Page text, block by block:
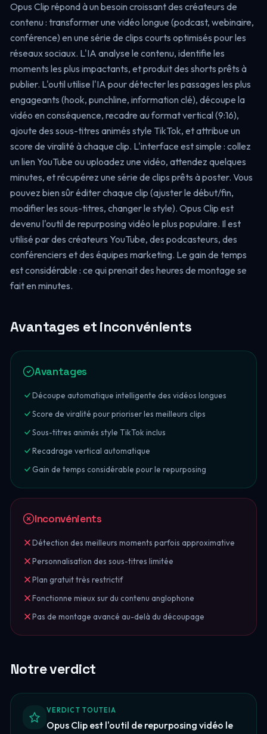
Opus Clip répond à un besoin croissant des créateurs de
contenu : transformer une vidéo longue (podcast, webinaire,
conférence) en une série de clips courts optimisés pour les
réseaux sociaux. L'IA analyse le contenu, identifie les
moments les plus impactants, et produit des shorts prêts à
publier. L'outil utilise l'IA pour détecter les passages les plus
engageants (hook, punchline, information clé), découpe la
vidéo en conséquence, recadre au format vertical (9:16),
ajoute des sous-titres animés style TikTok, et attribue un
score de viralité à chaque clip. L'interface est simple : collez
un lien YouTube ou uploadez une vidéo, attendez quelques
minutes, et récupérez une série de clips prêts à poster. Vous
pouvez bien sûr éditer chaque clip (ajuster le début/fin,
modifier les sous-titres, changer le style). Opus Clip est
devenu l'outil de repurposing vidéo le plus populaire. Il est
utilisé par des créateurs YouTube, des podcasteurs, des
conférenciers et des équipes marketing. Le gain de temps
est considérable : ce qui prenait des heures de montage se
fait en minutes.
Avantages et inconvénients
Avantages
Découpe automatique intelligente des vidéos longues
Score de viralité pour prioriser les meilleurs clips
Sous-titres animés style TikTok inclus
Recadrage vertical automatique
Gain de temps considérable pour le repurposing
Inconvénients
Détection des meilleurs moments parfois approximative
Personnalisation des sous-titres limitée
Plan gratuit très restrictif
Fonctionne mieux sur du contenu anglophone
Pas de montage avancé au-delà du découpage
Notre verdict
VERDICT TOUTEIA
Opus Clip est l'outil de repurposing vidéo le